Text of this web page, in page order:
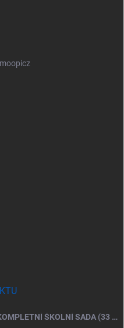
INSECT LORE MOTÝLÍ ZAHRÁDKA KOMPLETNÍ ŠKOLNÍ SADA (33 HOUSENEK)